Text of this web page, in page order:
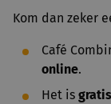
Kom dan zeker
Café
online.
Het is gratis